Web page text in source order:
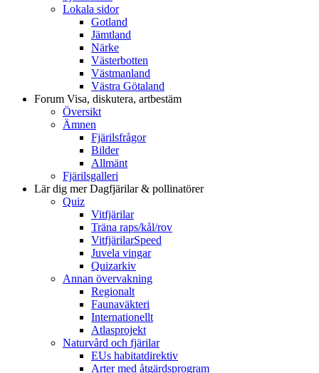
Lokala sidor
Gotland
Jämtland
Närke
Västerbotten
Västmanland
Västra Götaland
Forum Visa, diskutera, artbestäm
Översikt
Ämnen
Fjärilsfrågor
Bilder
Allmänt
Fjärilsgalleri
Lär dig merDagfjärilar & pollinatörer
Quiz
Vitfjärilar
Träna raps/kål/rov
VitfjärilarSpeed
Juvela vingar
Quizarkiv
Annan övervakning
Regionalt
Faunaväkteri
Internationellt
Atlasprojekt
Naturvård och fjärilar
EUs habitatdirektiv
Arter med åtgärdsprogram